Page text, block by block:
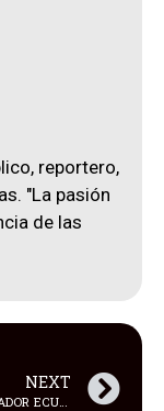
reportero,
"La pasión
de las
NEXT
EL JUGADOR ECUATORIANO, DJORKAEFF REASCO, LLEGÓ A GUAYAQUIL, PROCEDENTE DE ARGENTINA, PARA INCORPORARSE LA BARCELONA SC